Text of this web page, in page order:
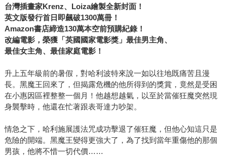
台灣插畫家Krenz、Loiza繪製全新封面！
英文版發行首日即飆破1300萬冊！
Amazon書店締造130萬本空前預購紀錄！
改編電影，榮獲「英國國家電影獎」最佳男主角、
最佳女主角、最佳家庭電影！
升上五年級前的暑假，對哈利波特來說一如以往地既痛苦且漫
長。黑魔王回來了，但揭露危機的他所得到的獎賞，竟然是受困
在小惠因區裡整整一個月！他越想越氣，以至於當催狂魔突然現
身襲擊時，他還在忙著跟表哥達力吵架。
情急之下，哈利施展護法咒成功擊退了催狂魔，但他心知這只是
危險的開端。黑魔王變得更強大了，為了找到當年重傷他的那個
男孩，他將不惜一切代價……